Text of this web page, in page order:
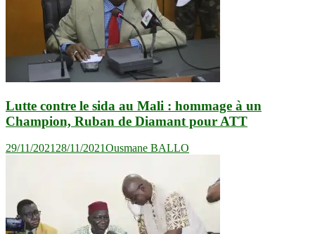
Lutte contre le sida au Mali : hommage à un
Champion, Ruban de Diamant pour ATT
29/11/2021 28/11/2021Ousmane BALLO